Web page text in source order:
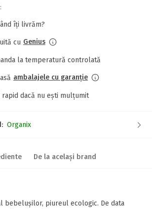
îți livrăm?
cu Genius
la temperatură controlată
ambalajele cu garanție
rapid dacă nu ești mulțumit
Organix
De la același brand
bebelușilor, piureul ecologic. De data